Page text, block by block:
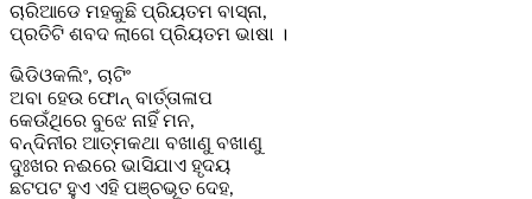
ଚାରିଆଡେ ମହକୁଛି ପ୍ରିୟତମ ବାସ୍ନା,
ପ୍ରତିଟି ଶବଦ ଲାଗେ ପ୍ରିୟତମ ଭାଷା ।
ଭିଡିଓକଲିଂ, ଚାଟିଂ
ଅବା ହେଉ ଫୋନ୍‌ ବାର୍ତ୍ତାଳାପ
କେଉଁଥିରେ ବୁଝେ ନାହିଁ ମନ,
ବନ୍ଦିନୀର ଆତ୍ମକଥା ବଖାଣୁ ବଖାଣୁ
ଦୁଃଖର ନଈରେ ଭାସିଯାଏ ହୃଦୟ
ଛଟପଟ ହୁଏ ଏହି ପଞ୍ଚଭୂତ ଦେହ,